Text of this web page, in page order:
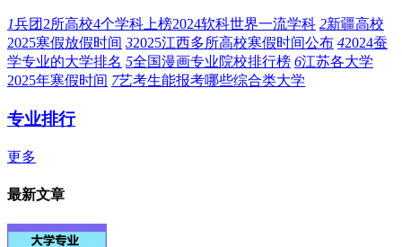
1兵团2所高校4个学科上榜2024软科世界一流学科 2新疆高校
2025寒假放假时间 32025江西多所高校寒假时间公布 42024蚕
学专业的大学排名 5全国漫画专业院校排行榜 6江苏各大学
2025年寒假时间 7艺考生能报考哪些综合类大学
专业排行
更多
最新文章